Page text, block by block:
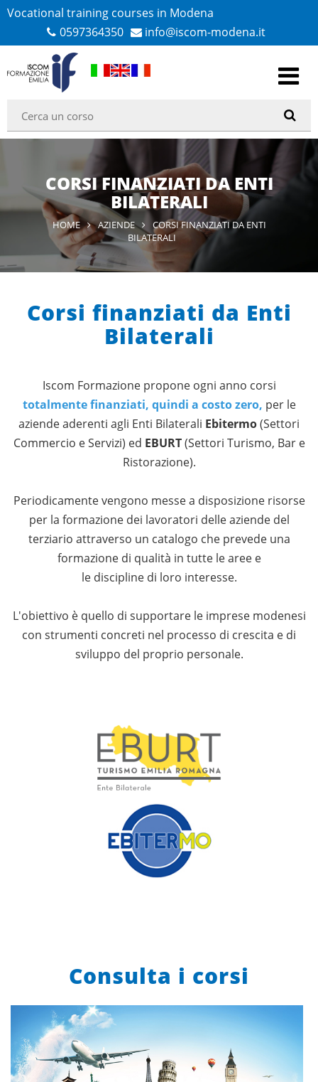
Vocational training courses in Modena
0597364350
info@iscom-modena.it
CORSI FINANZIATI DA ENTI
BILATERALI
HOME AZIENDE
CORSI FINANZIATI DA ENTI
BILATERALI
Corsi finanziati da Enti
Bilaterali
Iscom Formazione propone ogni anno corsi
totalmente finanziati, quindi a costo zero, per le
aziende aderenti agli Enti Bilaterali Ebitermo(Settori
Commercio e Servizi) ed EBURT(Settori Turismo, Bar e
Ristorazione).
Periodicamente vengono messe a disposizione risorse
per la formazione dei lavoratori delle aziende del
terziario attraverso un catalogo che prevede una
formazione di qualità in tutte le aree e
le discipline di loro interesse.
L'obiettivo è quello di supportare le imprese modenesi
con strumenti concreti nel processo di crescita e di
sviluppo del proprio personale.
Consulta i corsi